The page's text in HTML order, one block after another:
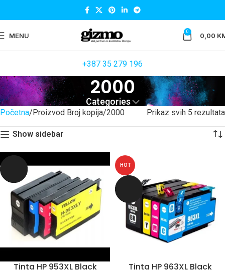
MENU 0 0,00
+387 35 279 196
2000
Categories
Početna Proizvod Broj kopija 2000 Prikaz svih 5 rezultata
Show sidebar
Tinta HP 953XL Black
HOT
Tinta HP 963XL Black